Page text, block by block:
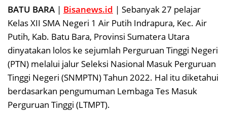
BATU BARA | Bisanews.id | Sebanyak 27 pelajar
Kelas XII SMA Negeri 1 Air Putih Indrapura, Kec. Air
Putih, Kab. Batu Bara, Provinsi Sumatera Utara
dinyatakan lolos ke sejumlah Perguruan Tinggi Negeri
(PTN) melalui jalur Seleksi Nasional Masuk Perguruan
Tinggi Negeri (SNMPTN) Tahun 2022. Hal itu diketahui
berdasarkan pengumuman Lembaga Tes Masuk
Perguruan Tinggi (LTMPT).